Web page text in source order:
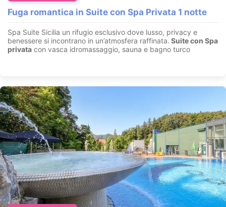
Fuga romantica in Suite con Spa Privata 1 notte
Spa Suite Sicilia un rifugio esclusivo dove lusso, privacy e
benessere si incontrano in un’atmosfera raffinata. Suite con Spa
privata con vasca idromassaggio, sauna e bagno turco